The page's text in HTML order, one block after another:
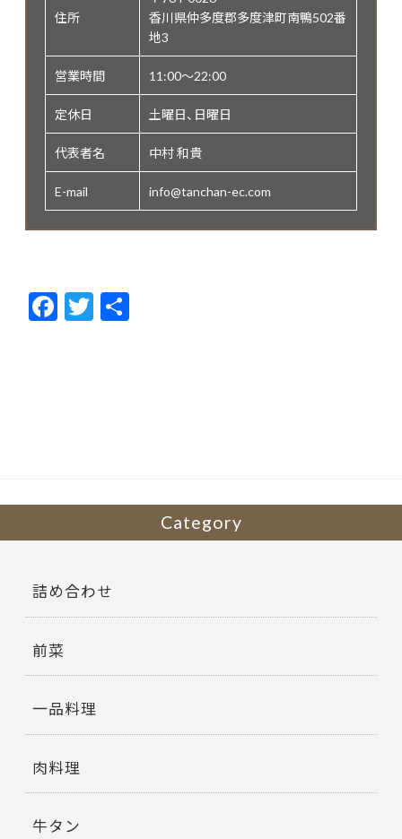
住所
香川県仲多度郡多度津町南鴨502番
地3
営業時間 11:00〜22:00
定休日 土曜日、日曜日
代表者名 中村 和貴
E-mail info@tanchan-ec.com
F
ac
T
w
Category
詰め合わせ
前菜
一品料理
肉料理
牛タン